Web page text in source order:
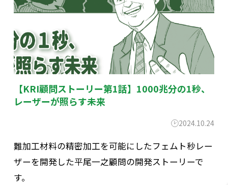
【KRI顧問ストーリー第1話】1000兆分の1秒、
レーザーが照らす未来
2024.10.24
難加工材料の精密加工を可能にしたフェムト秒レー
ザーを開発した平尾一之顧問の開発ストーリーで
す。